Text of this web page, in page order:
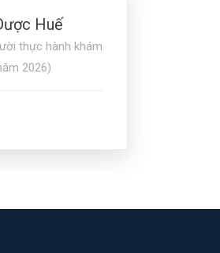
Huế
thực hành khám
2026)